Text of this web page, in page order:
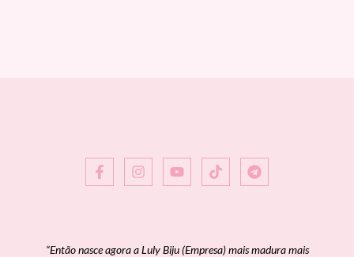
“Então nasce agora a Luly Biju (Empresa) mais madura mais